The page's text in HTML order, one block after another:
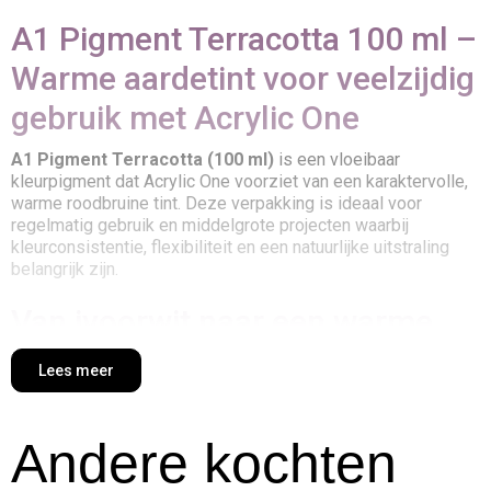
A1 Pigment Terracotta 100 ml –
Warme aardetint voor veelzijdig
gebruik met Acrylic One
A1 Pigment Terracotta (100 ml) is een vloeibaar
kleurpigment dat Acrylic One voorziet van een karaktervolle,
warme roodbruine tint. Deze verpakking is ideaal voor
regelmatig gebruik en middelgrote projecten waarbij
kleurconsistentie, flexibiliteit en een natuurlijke uitstraling
belangrijk zijn.
terracotta uitstraling
ingekleurd tot een warme, aardse tint die uitstekend past bij
organische vormen, mediterrane sferen, rustieke afwerkingen
Lees meer
Andere kochten